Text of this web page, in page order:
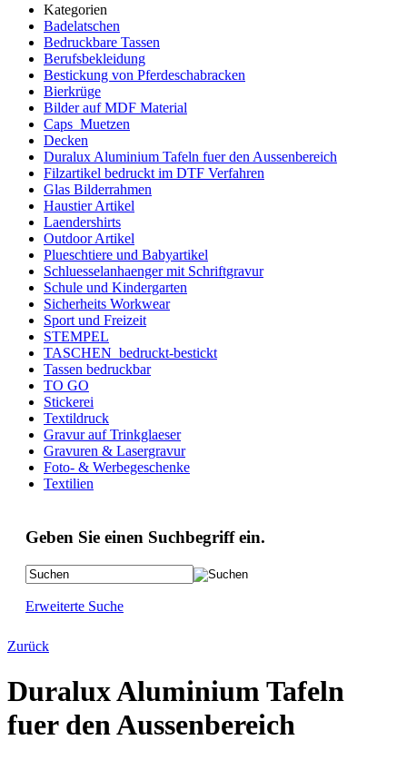
Kategorien
Badelatschen
Bedruckbare Tassen
Berufsbekleidung
Bestickung von Pferdeschabracken
Bierkrüge
Bilder auf MDF Material
Caps_Muetzen
Decken
Duralux Aluminium Tafeln fuer den Aussenbereich
Filzartikel bedruckt im DTF Verfahren
Glas Bilderrahmen
Haustier Artikel
Laendershirts
Outdoor Artikel
Plueschtiere und Babyartikel
Schluesselanhaenger mit Schriftgravur
Schule und Kindergarten
Sicherheits Workwear
Sport und Freizeit
STEMPEL
TASCHEN_bedruckt-bestickt
Tassen bedruckbar
TO GO
Stickerei
Textildruck
Gravur auf Trinkglaeser
Gravuren & Lasergravur
Foto- & Werbegeschenke
Textilien
Geben Sie einen Suchbegriff ein.
Erweiterte Suche
Zurück
Duralux Aluminium Tafeln
fuer den Aussenbereich